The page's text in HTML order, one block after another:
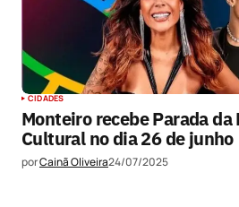
CIDADES
Monteiro recebe Parada da
Cultural no dia 26 de junho
porCainã Oliveira24/07/2025